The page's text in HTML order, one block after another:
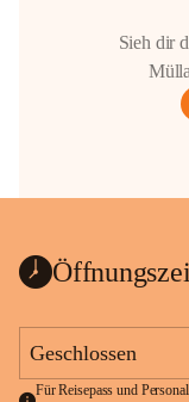
Sieh dir
Geschlossen
Für Reisepass und